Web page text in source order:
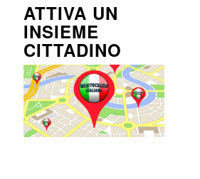
ATTIVA UN
INSIEME
CITTADINO